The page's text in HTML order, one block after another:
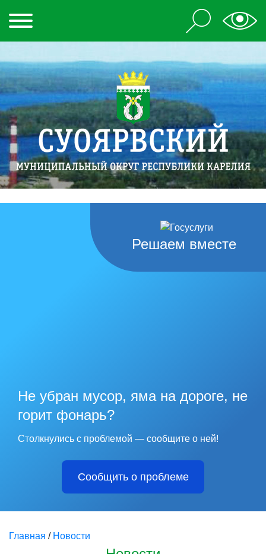
Решаем вместе
Не убран мусор, яма на дороге, не
горит фонарь?
Столкнулись с проблемой — сообщите о ней!
Сообщить о проблеме
Главная / Новости